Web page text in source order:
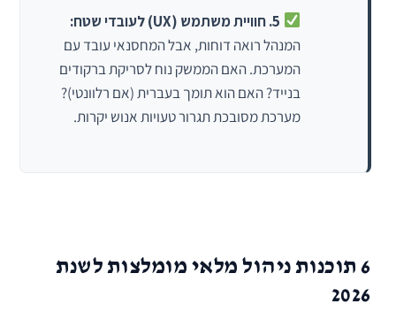
המנהל רואה דוחות, אבל המחסנאי עובד עם
המערכת. האם הממשק נוח לסריקת ברקודים
בנייד? האם הוא תומך בעברית (אם רלוונטי)?
מערכת מסובכת תגרור טעויות אנוש יקרות.
6 תוכנות ניהול מלאי מומלצות לשנת
2026